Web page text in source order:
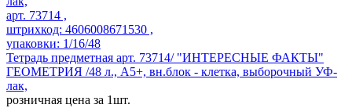
арт. 73714 ,
штрихкод: 4606008671530 ,
упаковки: 1/16/48
Тетрадь предметная арт. 73714/ "ИНТЕРЕСНЫЕ ФАКТЫ"
ГЕОМЕТРИЯ /48 л., А5+, вн.блок - клетка, выборочный УФ-
лак,
розничная цена за 1шт.